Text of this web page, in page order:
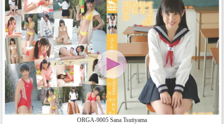
ORGA-9005 Sana Tsutiyama